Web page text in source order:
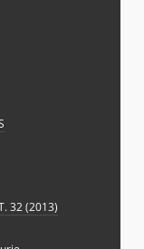
32 (2013)